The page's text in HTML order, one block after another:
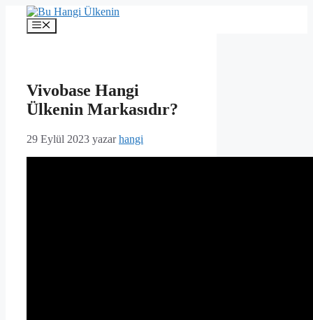
İçeriğe
Menü
Vivobase Hangi
Ülkenin Markasıdır?
29 Eylül 2023 yazarhangi